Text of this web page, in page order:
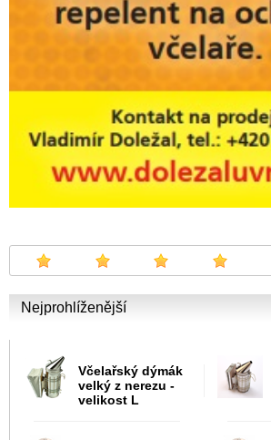
Nejprohlíženější
Včelařský dýmák
velký z nerezu -
velikost L